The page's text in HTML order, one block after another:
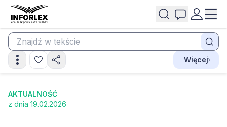
Więcej
AKTUALNOŚĆ
z dnia 19.02.2026